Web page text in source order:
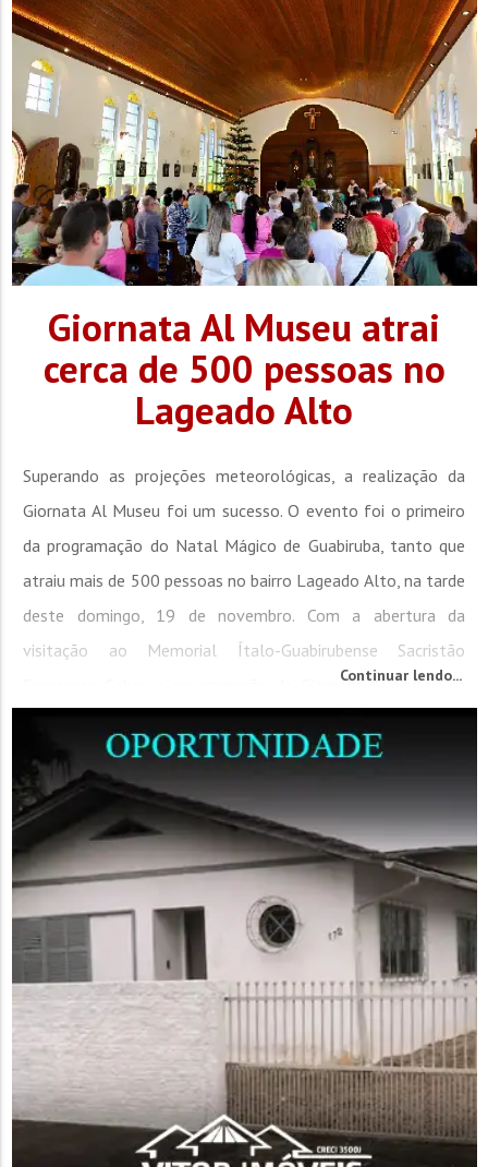
Giornata Al Museu atrai
cerca de 500 pessoas no
Lageado Alto
Superando as projeções meteorológicas, a realização da
Giornata Al Museu foi um sucesso. O evento foi o primeiro
da programação do Natal Mágico de Guabiruba, tanto que
atraiu mais de 500 pessoas no bairro Lageado Alto, na tarde
deste domingo, 19 de novembro. Com a abertura da
visitação ao Memorial Ítalo-Guabirubense Sacristão
Francesco Celva, a programação da Giornata Al Museu se
Continuar lendo...